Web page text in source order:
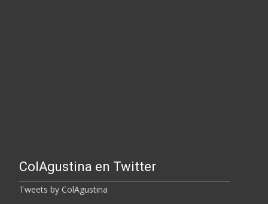
ColAgustina en Twitter
Tweets by ColAgustina